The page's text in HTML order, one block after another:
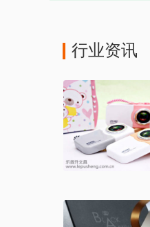
行业资讯